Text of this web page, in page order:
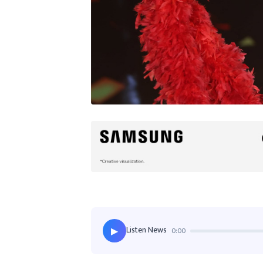
▶ Listen News 0:00